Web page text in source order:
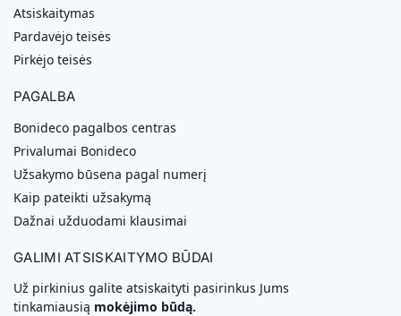
Atsiskaitymas
Pardavėjo teisės
Pirkėjo teisės
PAGALBA
Bonideco pagalbos centras
Privalumai Bonideco
Užsakymo būsena pagal numerį
Kaip pateikti užsakymą
Dažnai užduodami klausimai
GALIMI ATSISKAITYMO BŪDAI
Už pirkinius galite atsiskaityti pasirinkus Jums
tinkamiausią mokėjimo būdą.